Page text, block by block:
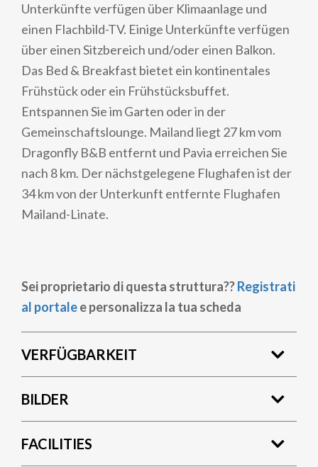
Unterkünfte verfügen über Klimaanlage und
einen Flachbild-TV. Einige Unterkünfte verfügen
über einen Sitzbereich und/oder einen Balkon.
Das Bed & Breakfast bietet ein kontinentales
Frühstück oder ein Frühstücksbuffet.
Entspannen Sie im Garten oder in der
Gemeinschaftslounge. Mailand liegt 27 km vom
Dragonfly B&B entfernt und Pavia erreichen Sie
nach 8 km. Der nächstgelegene Flughafen ist der
34 km von der Unterkunft entfernte Flughafen
Mailand-Linate.
Sei proprietario di questa struttura??Registrati
al portalee personalizza la tua scheda
VERFÜGBARKEIT
BILDER
FACILITIES